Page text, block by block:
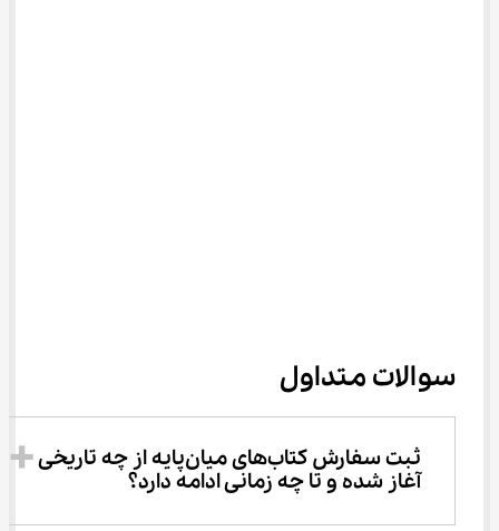
سوالات متداول
ثبت‌ سفارش کتاب‌های میان‌پایه از چه تاریخی
آغاز شده و تا چه زمانی ادامه دارد؟